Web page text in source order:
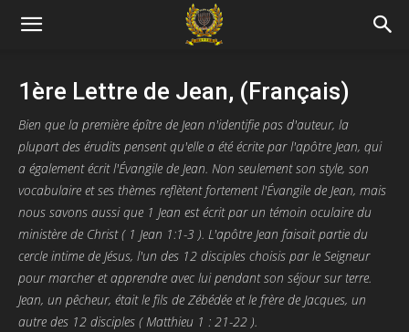
1ère Lettre de Jean, (Français)
Bien que la première épître de Jean n'identifie pas d'auteur, la
plupart des érudits pensent qu'elle a été écrite par l'apôtre Jean, qui
a également écrit l'Évangile de Jean. Non seulement son style, son
vocabulaire et ses thèmes reflètent fortement l'Évangile de Jean, mais
nous savons aussi que 1 Jean est écrit par un témoin oculaire du
ministère de Christ ( 1 Jean 1:1-3 ). L'apôtre Jean faisait partie du
cercle intime de Jésus, l'un des 12 disciples choisis par le Seigneur
pour marcher et apprendre avec lui pendant son séjour sur terre.
Jean, un pêcheur, était le fils de Zébédée et le frère de Jacques, un
autre des 12 disciples ( Matthieu 1 : 21-22 ).